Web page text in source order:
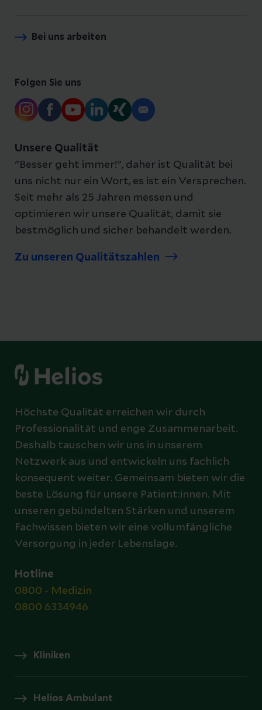
Bei uns arbeiten
Folgen Sie uns
Unsere Qualität
"Besser geht immer!", daher ist Qualität bei
uns nicht nur ein Wort, es ist ein Versprechen.
Seit mehr als 25 Jahren messen und
optimieren wir unsere Qualität, damit sie
bestmöglich und sicher behandelt werden.
Zu unseren Qualitätszahlen
Höchste Qualität erreichen wir durch
Professionalität und enge Zusammenarbeit.
Deshalb tauschen wir uns in unserem
Netzwerk aus und entwickeln uns fachlich
konsequent weiter. Gemeinsam bieten wir die
beste Lösung für unsere Patient:innen. Mit
unseren gebündelten Stärken und unserem
Fachwissen bieten wir eine vollumfängliche
Versorgung in jeder Lebenslage.
Hotline
0800 - Medizin
0800 6334946
Kliniken
Helios Ambulant